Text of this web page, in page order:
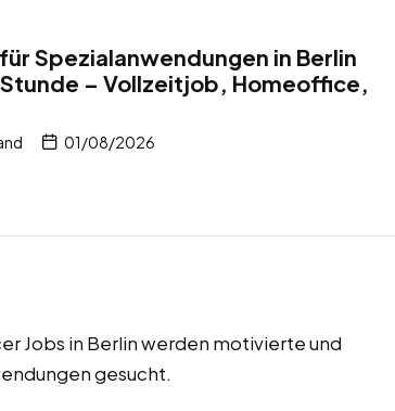
Spezialanwendungen in Berlin
– Vollzeitjob, Homeoffice,
01/08/2026
Jobs in Berlin werden motivierte und
gesucht.